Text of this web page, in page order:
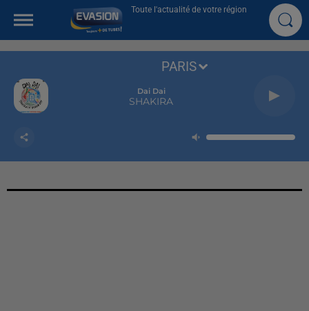
Toute l'actualité de votre région
Dai Dai
SHAKIRA
PARIS